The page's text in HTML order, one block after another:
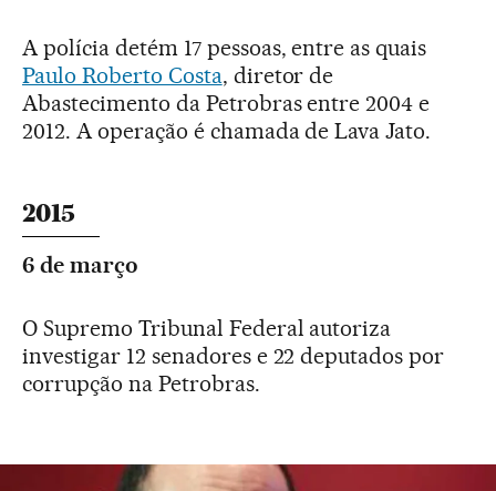
A polícia detém 17 pessoas, entre as quais
Paulo Roberto Costa, diretor de
Abastecimento da Petrobras entre 2004 e
2012. A operação é chamada de Lava Jato.
2015
6 de março
O Supremo Tribunal Federal autoriza
investigar 12 senadores e 22 deputados por
corrupção na Petrobras.